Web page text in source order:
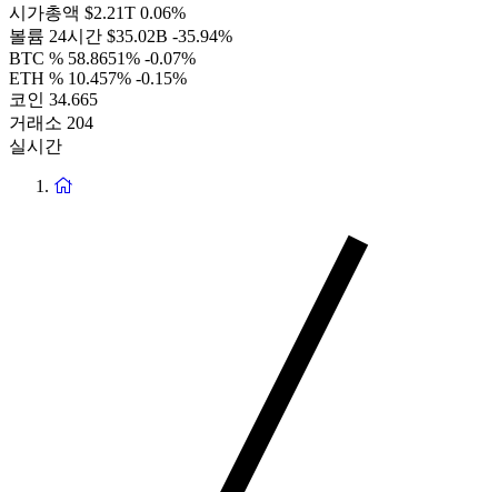
시가총액 $2.21T 0.06%
볼륨 24시간 $35.02B -35.94%
BTC % 58.8651% -0.07%
ETH % 10.457% -0.15%
코인 34.665
거래소 204
실시간